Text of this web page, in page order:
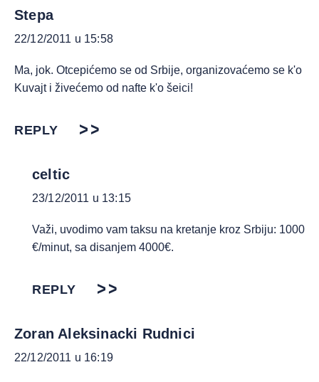
Stepa
22/12/2011 u 15:58
Ma, jok. Otcepićemo se od Srbije, organizovaćemo se k'o
Kuvajt i živećemo od nafte k'o šeici!
REPLY
celtic
23/12/2011 u 13:15
Važi, uvodimo vam taksu na kretanje kroz Srbiju: 1000
€/minut, sa disanjem 4000€.
REPLY
Zoran Aleksinacki Rudnici
22/12/2011 u 16:19